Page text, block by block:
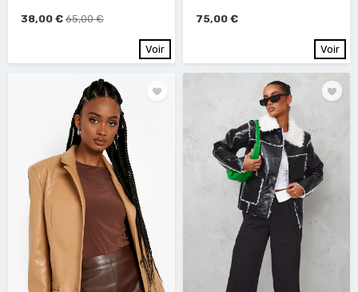
38,00 € 65,00 €
Voir
75,00 €
Voir